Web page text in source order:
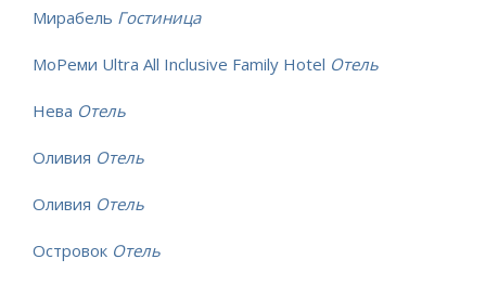
Мирабель Гостиница
МоРеми Ultra All Inclusive Family Hotel Отель
Нева Отель
Оливия Отель
Оливия Отель
Островок Отель